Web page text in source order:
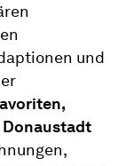
und
Donaustadt